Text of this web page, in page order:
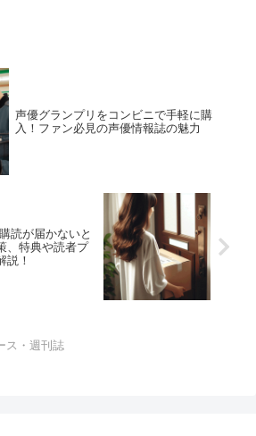
声優グランプリをコンビニで手軽に購
入！ファン必見の声優情報誌の魅力
読が届かないと
、特典や読者プ
説！
ス・週刊誌